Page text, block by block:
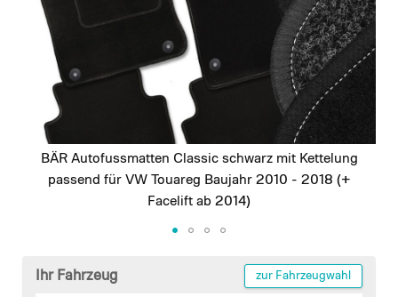
gallery
BÄR Autofussmatten Classic schwarz mit Kettelung
passend für VW Touareg Baujahr 2010 - 2018 (+
Facelift ab 2014)
Ihr Fahrzeug zur Fahrzeugwahl